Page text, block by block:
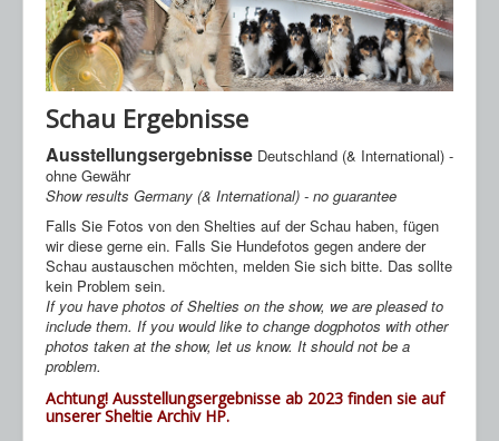
Impressum / Datenschutz
An- & Abmeldung
SN Blog
HP Ahnentafeln
Sheltie Archiv
Schau Ergebnisse
Ausstellungsergebnisse Deutschland (& International) -
ohne Gewähr
Show results Germany (& International) - no guarantee
Falls Sie Fotos von den Shelties auf der Schau haben, fügen
wir diese gerne ein. Falls Sie Hundefotos gegen andere der
Schau austauschen möchten, melden Sie sich bitte. Das sollte
kein Problem sein.
If you have photos of Shelties on the show, we are pleased to
include them. If you would like to change dogphotos with other
photos taken at the show, let us know. It should not be a
problem.
Achtung! Ausstellungsergebnisse ab 2023 finden sie auf
unserer Sheltie Archiv HP.